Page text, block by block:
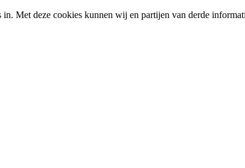
Met deze cookies kunnen wij en partijen van derde